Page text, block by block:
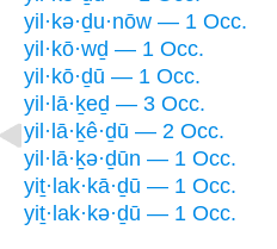
yil·kə·ḏu·nōw — 1 Occ.
yil·kō·wḏ — 1 Occ.
yil·kō·ḏū — 1 Occ.
yil·lā·ḵeḏ — 3 Occ.
yil·lā·ḵê·ḏū — 2 Occ.
yil·lā·ḵə·ḏūn — 1 Occ.
yiṯ·lak·kā·ḏū — 1 Occ.
yiṯ·lak·kə·ḏū — 1 Occ.